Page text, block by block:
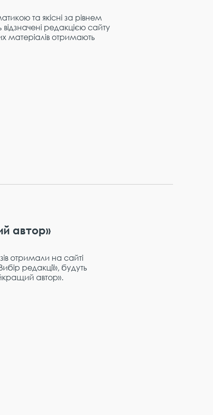
та якісні за рівнем
редакцією сайту
матеріалів отримають
автор»
отримали на сайті
редакції», будуть
автор».